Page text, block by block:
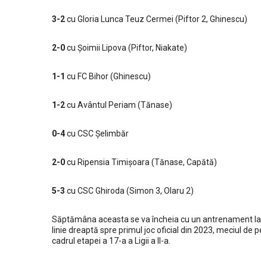
3-2cu Gloria Lunca Teuz Cermei (Piftor 2, Ghinescu)
2-0cu Șoimii Lipova (Piftor, Niakate)
1-1 cu FC Bihor (Ghinescu)
1-2cu Avântul Periam (Tănase)
0-4cu CSC Șelimbăr
2-0cu Ripensia Timișoara (Tănase, Capătă)
5-3 cu CSC Ghiroda (Simon 3, Olaru 2)
Săptămâna aceasta se va încheia cu un antrenament
linie dreaptă spre primul joc oficial din 2023, meciul de
cadrul etapei a 17-a a Ligii a II-a.
Despre club